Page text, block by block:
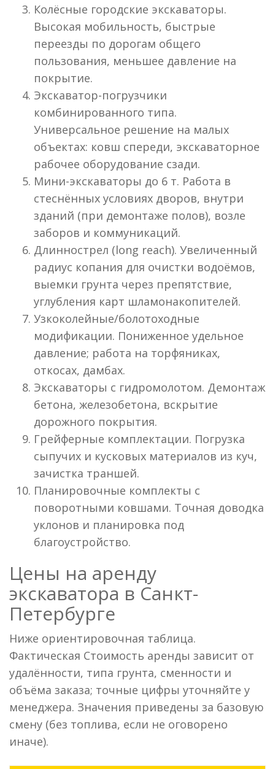
Колёсные городские экскаваторы.
Высокая мобильность, быстрые
переезды по дорогам общего
пользования, меньшее давление на
покрытие.
Экскаватор-погрузчики
комбинированного типа.
Универсальное решение на малых
объектах: ковш спереди, экскаваторное
рабочее оборудование сзади.
Мини-экскаваторы до 6 т. Работа в
стеснённых условиях дворов, внутри
зданий (при демонтаже полов), возле
заборов и коммуникаций.
Длиннострел (long reach). Увеличенный
радиус копания для очистки водоёмов,
выемки грунта через препятствие,
углубления карт шламонакопителей.
Узкоколейные/болотоходные
модификации. Пониженное удельное
давление; работа на торфяниках,
откосах, дамбах.
Экскаваторы с гидромолотом. Демонтаж
бетона, железобетона, вскрытие
дорожного покрытия.
Грейферные комплектации. Погрузка
сыпучих и кусковых материалов из куч,
зачистка траншей.
Планировочные комплекты с
поворотными ковшами. Точная доводка
уклонов и планировка под
благоустройство.
Цены на аренду
экскаватора в Санкт-
Петербурге
Ниже ориентировочная таблица.
Фактическая Стоимость аренды зависит от
удалённости, типа грунта, сменности и
объёма заказа; точные цифры уточняйте у
менеджера. Значения приведены за базовую
смену (без топлива, если не оговорено
иначе).